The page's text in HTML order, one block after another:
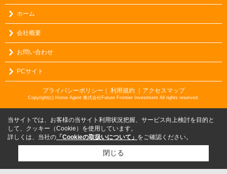
ホーム
会社概要
お問い合わせ
PCサイト
プライバシーポリシー ｜ 利用規約 ｜アクセスマップ
Copyright(c) Home Agent 株式会社Future Frontier Investment All rights reserved.
当サイトでは、お客様の当サイト利用状況把握、サービス向上検討を目的と
して、クッキー（Cookie）を使用しています。
詳しくは、当社の 「Cookieの取扱いについて」 をご確認ください。
閉じる